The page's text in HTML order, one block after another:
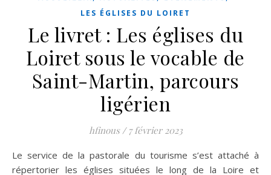
LES ÉGLISES DU LOIRET
Le livret : Les églises du
Loiret sous le vocable de
Saint-Martin, parcours
ligérien
hfinous / 7 février 2023
Le service de la pastorale du tourisme s’est attaché à
répertorier les églises situées le long de la Loire et